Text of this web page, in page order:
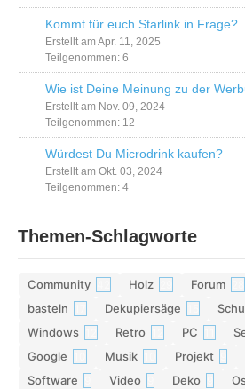
Kommt für euch Starlink in Frage?
Erstellt am Apr. 11, 2025
Teilgenommen: 6
Wie ist Deine Meinung zu der
Erstellt am Nov. 09, 2024
Teilgenommen: 12
Würdest Du Microdrink kaufen?
Erstellt am Okt. 03, 2024
Teilgenommen: 4
Themen-Schlagworte
Community Holz Forum
basteln Dekupiersäge
Windows Retro PC
Google Musik Projekt
Software Video Deko